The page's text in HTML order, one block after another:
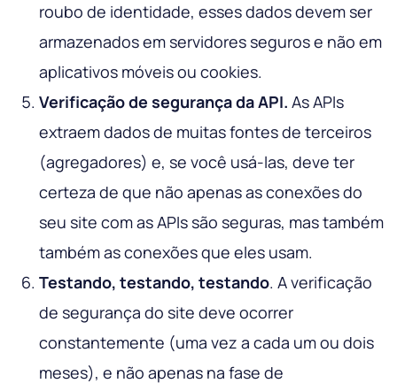
roubo de identidade, esses dados devem ser
armazenados em servidores seguros e não em
aplicativos móveis ou cookies.
Verificação de segurança da API. As APIs
extraem dados de muitas fontes de terceiros
(agregadores) e, se você usá-las, deve ter
certeza de que não apenas as conexões do
seu site com as APIs são seguras, mas também
também as conexões que eles usam.
Testando, testando, testando. A verificação
de segurança do site deve ocorrer
constantemente (uma vez a cada um ou dois
meses), e não apenas na fase de